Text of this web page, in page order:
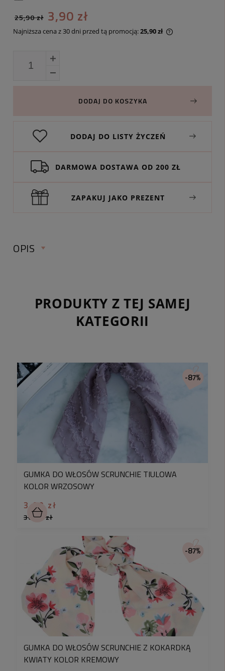
3,90 zł
25,90 zł
Najniższa cena z 30 dni przed tą promocją:25,90 zł
DODAJ DO KOSZYKA
DODAJ DO LISTY ŻYCZEŃ
DARMOWA DOSTAWA OD 200 ZŁ
ZAPAKUJ JAKO PREZENT
OPIS
MateriałPRODUKTY Z TEJ SAMEJ
KATEGORII
GUMKA DO WŁOSÓW SCRUNCHIE TIULOWA
KOLOR WRZOSOWY
3,90 zł
30,90 zł
-87%
GUMKA DO WŁOSÓW SCRUNCHIE Z KOKARDKĄ
KWIATY KOLOR KREMOWY
-87%